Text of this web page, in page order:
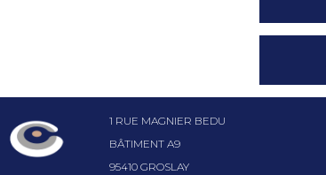
1 RUE MAGNIER BEDU
BÂTIMENT A9
95410 GROSLAY